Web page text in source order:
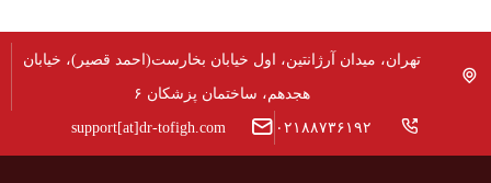
تهران، میدان آرژانتین، اول خیابان بخارست(احمد قصیر)، خیابان
هجدهم، ساختمان پزشکان ۶
۰۲۱۸۸۷۳۶۱۹۲ support[at]dr-tofigh.com